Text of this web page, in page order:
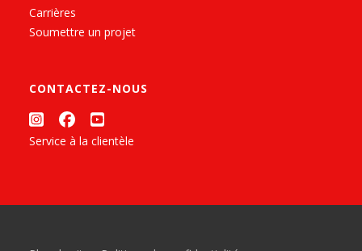
Carrières
Soumettre un projet
CONTACTEZ-NOUS
Service à la clientèle